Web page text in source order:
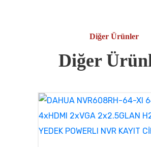
Diğer Ürünler
Diğer